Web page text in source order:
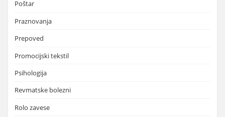
Poštar
Praznovanja
Prepoved
Promocijski tekstil
Psihologija
Revmatske bolezni
Rolo zavese